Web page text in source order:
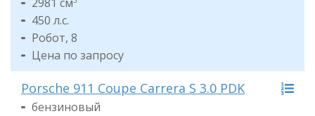
2981 см
450 л.с.
Робот, 8
Цена по запросу
Porsche 911 Coupe Carrera S 3.0 PDK
бензиновый